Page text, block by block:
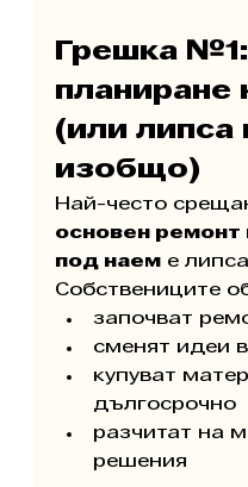
Грешка
планиране
(или липса
изобщо)
Най-често
основен ремонт
под наем е
Собствениците
започват
сменят идеи
купуват
дългосрочно
разчитат на
решения